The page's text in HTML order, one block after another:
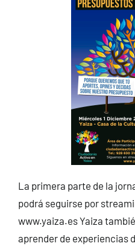
La primera parte de la
podrá seguirse por
www.yaiza.es Yaiza
aprender de experiencias